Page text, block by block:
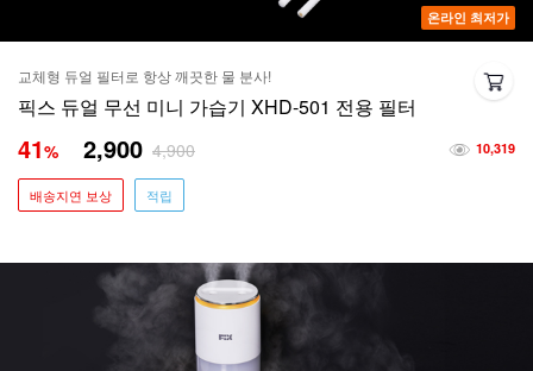
온라인 최저가
교체형 듀얼 필터로 항상 깨끗한 물 분사!
픽스 듀얼 무선 미니 가습기 XHD-501 전용 필터
10,319
41% 2,900 4,900
배송지연 보상 적립